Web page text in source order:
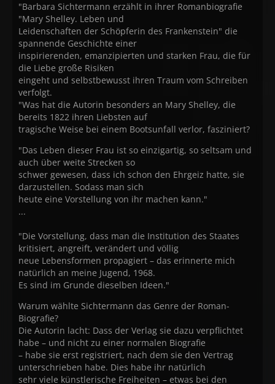
"Barbara Sichtermann erzählt in ihrer Romanbiografie
"Mary Shelley. Leben und
Leidenschaften der Schöpferin des Frankenstein" die
spannende Geschichte einer
inspirierenden, emanzipierten und starken Frau, die für
die Liebe große Risiken
eingeht und selbstbewusst ihren Traum vom Schreiben
verfolgt.
"Was hat die Autorin besonders an Mary Shelley, die
bereits 1822 ihren Liebsten auf
tragische Weise bei einem Bootsunfall verlor, fasziniert?
"Das Leben dieser Frau ist so einzigartig, so seltsam und
auch über weite Strecken so
schwer gewesen, dass ich schon den Ehrgeiz hatte, sie
darzustellen. Sodass man sich
heute eine Vorstellung von ihr machen kann."
...
"Die Vorstellung, dass man die Institution des Staates
kritisiert, angreift, verändert und völlig
neue Lebensformen propagiert – das erinnerte mich
natürlich an meine Jugend, 1968.
Es sind im Grunde dieselben Ideen."
Warum wählte Sichtermann das Genre der Roman-
Biografie?
Die Autorin lacht: Dass der Verlag sie dazu verpflichtet
habe – und nicht zu einer normalen Biografie
– habe sie erst registriert, nach dem sie den Vertrag
unterschrieben habe. Dies habe ihr natürlich
sehr viele künstlerische Freiheiten – etwas bei den